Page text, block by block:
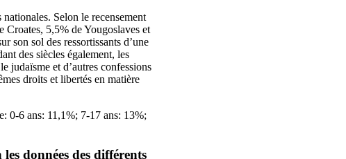
Selon le recensement
Croates, 5,5% de Yougoslaves et
son sol des ressortissants d’une
des siècles également, les
judaïsme et d’autres confessions
droits et libertés en matière
0-6 ans: 11,1%; 7-17 ans: 13%;
données des différents